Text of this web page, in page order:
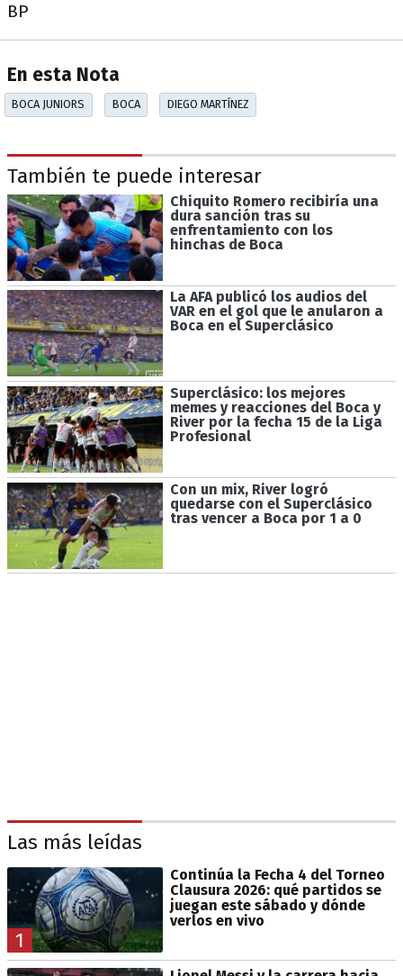
BP
En esta Nota
BOCA JUNIORS BOCA DIEGO MARTÍNEZ
También te puede interesar
Chiquito Romero recibiría una
dura sanción tras su
enfrentamiento con los
hinchas de Boca
La AFA publicó los audios del
VAR en el gol que le anularon a
Boca en el Superclásico
Superclásico: los mejores
memes y reacciones del Boca y
River por la fecha 15 de la Liga
Profesional
Con un mix, River logró
quedarse con el Superclásico
tras vencer a Boca por 1 a 0
Las más leídas
1
Continúa la Fecha 4 del Torneo
Clausura 2026: qué partidos se
juegan este sábado y dónde
verlos en vivo